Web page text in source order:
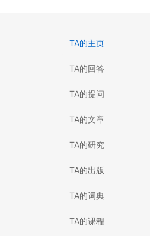
TA的主页
TA的回答
TA的提问
TA的文章
TA的研究
TA的出版
TA的词典
TA的课程